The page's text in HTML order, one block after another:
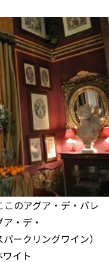
のアグア・デ・バレ
・デ・
ークリングワイン）
イト